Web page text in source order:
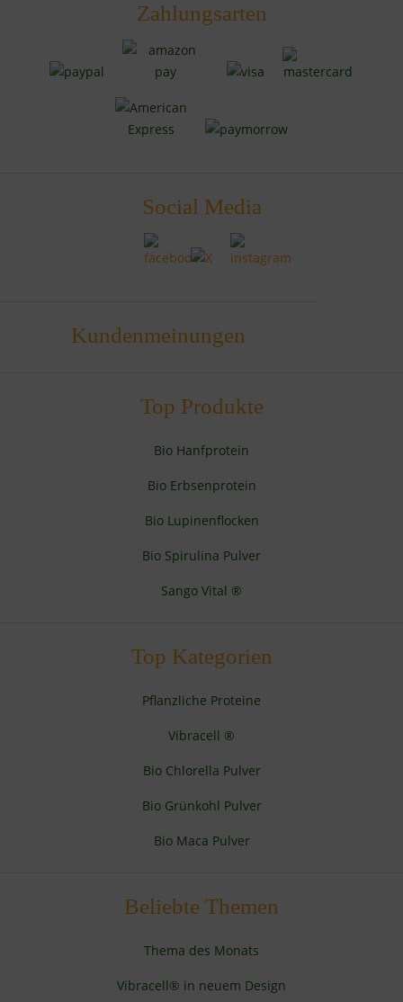
Zahlungsarten
Social Media
Kundenmeinungen
Top Produkte
Bio Hanfprotein
Bio Erbsenprotein
Bio Lupinenflocken
Bio Spirulina Pulver
Sango Vital ®
Top Kategorien
Pflanzliche Proteine
Vibracell ®
Bio Chlorella Pulver
Bio Grünkohl Pulver
Bio Maca Pulver
Beliebte Themen
Thema des Monats
Vibracell® in neuem Design